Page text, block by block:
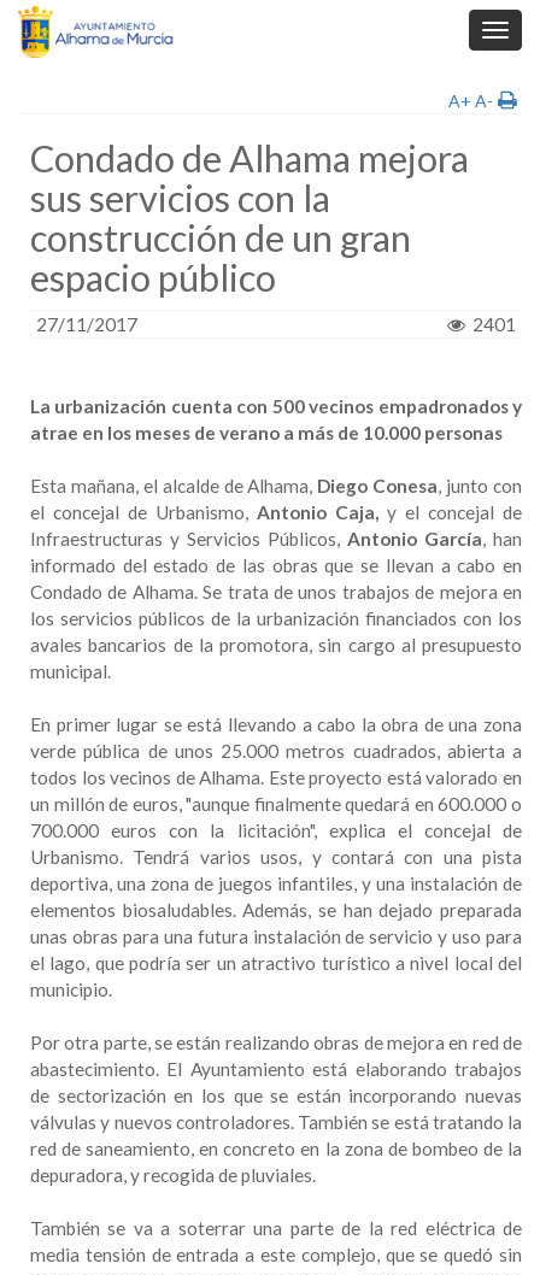
A+ A-
Condado de Alhama mejora
sus servicios con la
construcción de un gran
espacio público
27/11/2017 2401
La urbanización cuenta con 500 vecinos empadronados y
atrae en los meses de verano a más de 10.000 personas
Esta mañana, el alcalde de Alhama, Diego Conesa, junto con
el concejal de Urbanismo, Antonio Caja, y el concejal de
Infraestructuras y Servicios Públicos, Antonio García, han
informado del estado de las obras que se llevan a cabo en
Condado de Alhama. Se trata de unos trabajos de mejora en
los servicios públicos de la urbanización financiados con los
avales bancarios de la promotora, sin cargo al presupuesto
municipal.
En primer lugar se está llevando a cabo la obra de una zona
verde pública de unos 25.000 metros cuadrados, abierta a
todos los vecinos de Alhama. Este proyecto está valorado en
un millón de euros, "aunque finalmente quedará en 600.000 o
700.000 euros con la licitación", explica el concejal de
Urbanismo. Tendrá varios usos, y contará con una pista
deportiva, una zona de juegos infantiles, y una instalación de
elementos biosaludables. Además, se han dejado preparada
unas obras para una futura instalación de servicio y uso para
el lago, que podría ser un atractivo turístico a nivel local del
municipio.
Por otra parte, se están realizando obras de mejora en red de
abastecimiento. El Ayuntamiento está elaborando trabajos
de sectorización en los que se están incorporando nuevas
válvulas y nuevos controladores. También se está tratando la
red de saneamiento, en concreto en la zona de bombeo de la
depuradora, y recogida de pluviales.
También se va a soterrar una parte de la red eléctrica de
media tensión de entrada a este complejo, que se quedó sin